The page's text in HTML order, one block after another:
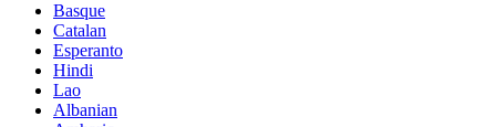
Basque
Catalan
Esperanto
Hindi
Lao
Albanian